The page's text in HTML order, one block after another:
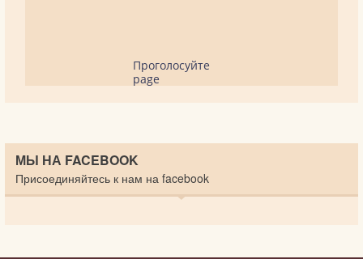
Проголосуйте
page
МЫ НА FACEBOOK
Присоединяйтесь к нам на facebook